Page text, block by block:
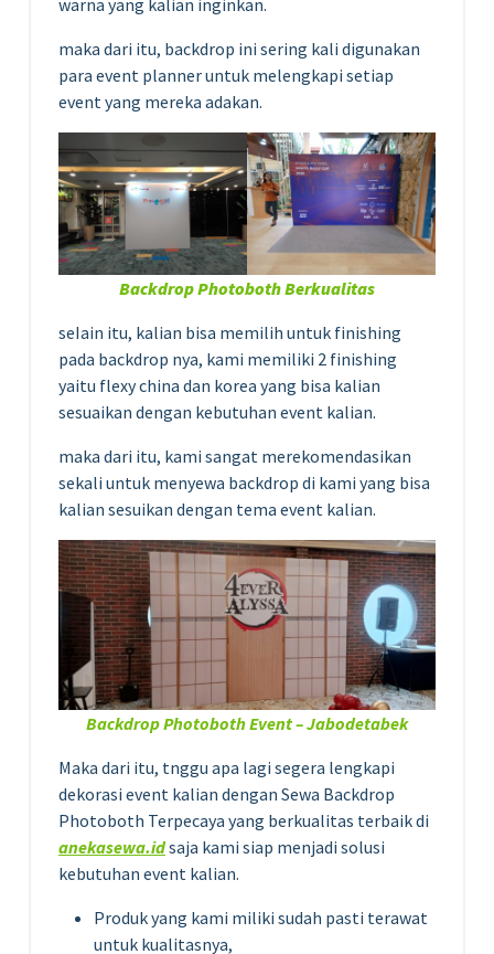
warna yang kalian inginkan.
maka dari itu, backdrop ini sering kali digunakan
para event planner untuk melengkapi setiap
event yang mereka adakan.
Backdrop Photoboth Berkualitas
seIain itu, kalian bisa memilih untuk finishing
pada backdrop nya, kami memiliki 2 finishing
yaitu flexy china dan korea yang bisa kalian
sesuaikan dengan kebutuhan event kalian.
maka dari itu, kami sangat merekomendasikan
sekali untuk menyewa backdrop di kami yang bisa
kalian sesuikan dengan tema event kalian.
Backdrop Photoboth Event – Jabodetabek
Maka dari itu, tnggu apa lagi segera lengkapi
dekorasi event kalian dengan Sewa Backdrop
Photoboth Terpecaya yang berkualitas terbaik di
anekasewa.idsaja kami siap menjadi solusi
kebutuhan event kalian.
Produk yang kami miliki sudah pasti terawat
untuk kualitasnya,